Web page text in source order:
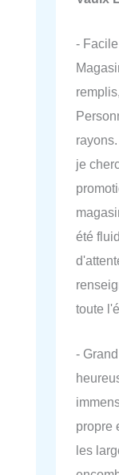
-
je
été
toute
-
propre
les